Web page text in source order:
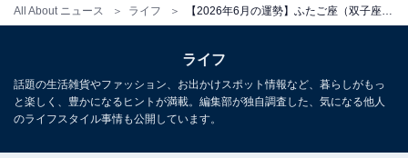
All About ニュース ライフ
ライフ
話題の生活雑貨やファッション、お出かけスポット情報など、暮らしがもっ
と楽しく、豊かになるヒントが満載。編集部が独自調査した、気になる他人
のライフスタイル事情も公開しています。